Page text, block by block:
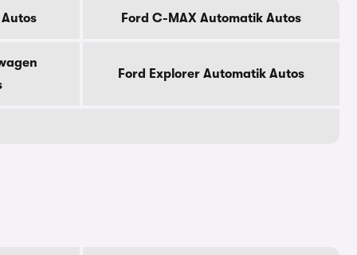
Ford C-MAX Automatik Autos
Ford Explorer Automatik Autos